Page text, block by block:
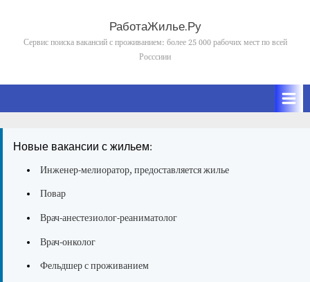
content
РаботаЖилье.Ру
Сервис поиска вакансий с проживанием: более 25 000 рабочих мест по всей
Росссиии
Новые вакансии с жильем:
Инженер-мелиоратор, предоставляется жилье
Повар
Врач-анестезиолог-реаниматолог
Врач-онколог
Фельдшер с проживанием